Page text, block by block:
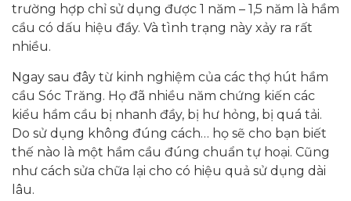
trường hợp chỉ sử dụng được 1 năm – 1,5 năm là hầm
cầu có dấu hiệu đầy. Và tình trạng này xảy ra rất
nhiều.
Ngay sau đây từ kinh nghiệm của các thợ hút hầm
cầu Sóc Trăng. Họ đã nhiều năm chứng kiến các
kiểu hầm cầu bị nhanh đầy, bị hư hỏng, bị quá tải.
Do sử dụng không đúng cách… họ sẽ cho bạn biết
thế nào là một hầm cầu đúng chuẩn tự hoại. Cũng
như cách sửa chữa lại cho có hiệu quả sử dụng dài
lâu.